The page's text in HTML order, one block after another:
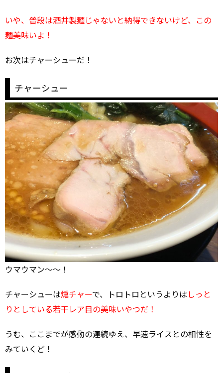
いや、普段は酒井製麺じゃないと納得できないけど、この
麺美味いよ！
お次はチャーシューだ！
チャーシュー
ウマウマン～～！
チャーシューは燻チャーで、トロトロというよりは しっと
りとしている若干レア目の美味いやつだ！
うむ、ここまでが感動の連続ゆえ、早速ライスとの相性を
みていくど！